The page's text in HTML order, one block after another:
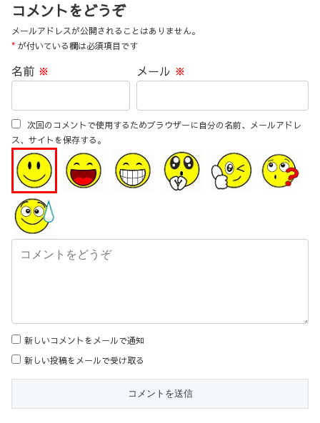
コメントをどうぞ
メールアドレスが公開されることはありません。
* が付いている欄は必須項目です
名前 ※ メール ※
次回のコメントで使用するためブラウザーに自分の名前、メールアドレ
ス、サイトを保存する。
新しいコメントをメールで通知
新しい投稿をメールで受け取る